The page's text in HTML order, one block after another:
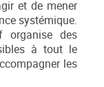
et de mener
systémique.
organise des
à tout le
les